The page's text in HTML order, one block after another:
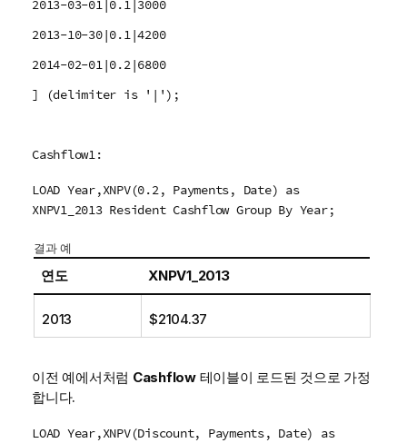
2013-03-01|0.1|3000
2013-10-30|0.1|4200
2014-02-01|0.2|6800
] (delimiter is '|');
Cashflow1:
LOAD Year,XNPV(0.2, Payments, Date) as
XNPV1_2013 Resident Cashflow Group By Year;
결과 예
연도 XNPV1_2013
2013 $2104.37
이전 예에서처럼 Cashflow테이블이 로드된 것으로 가정
합니다.
LOAD Year,XNPV(Discount, Payments, Date) as